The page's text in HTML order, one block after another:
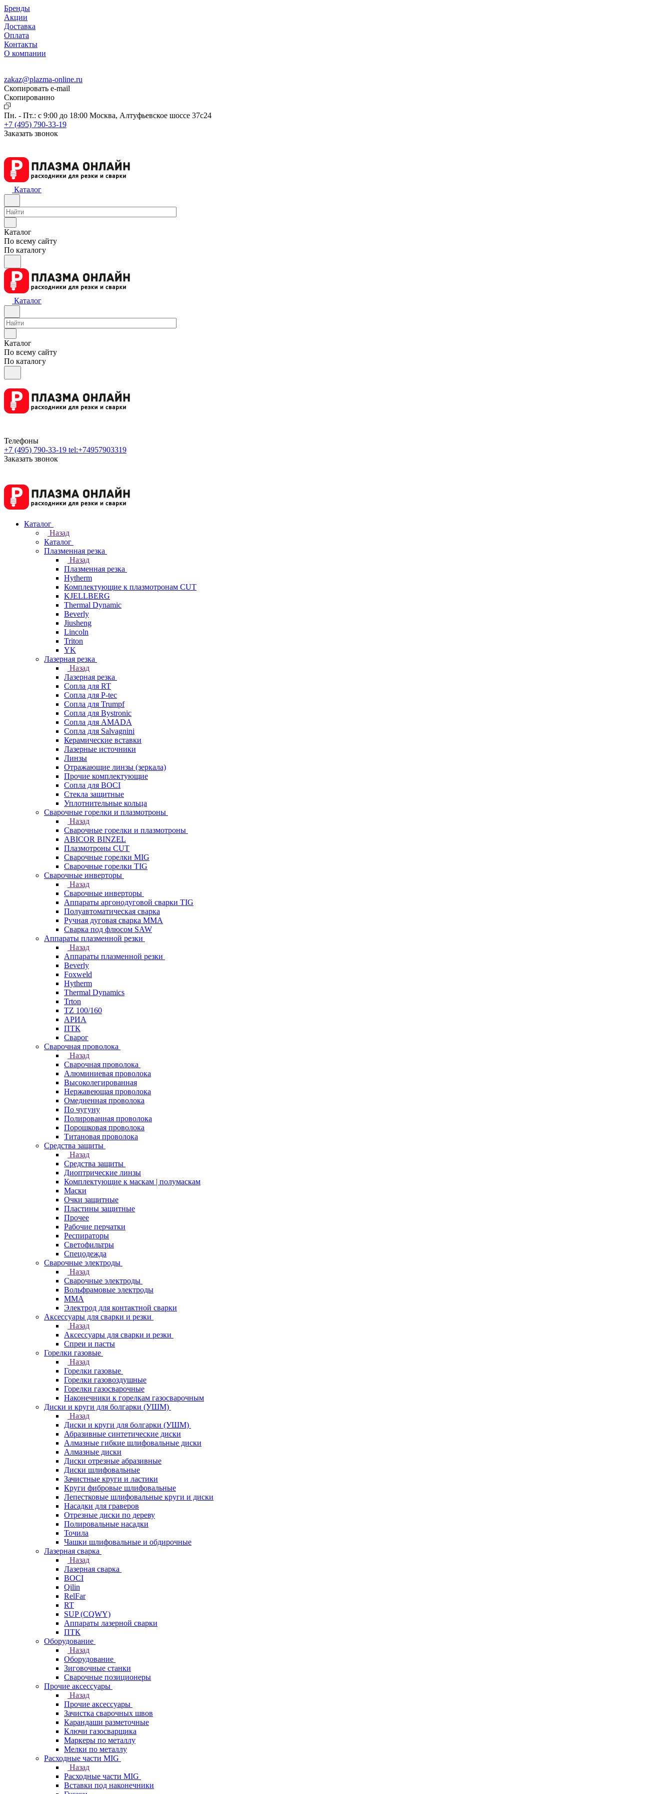
Бренды
Акции
Доставка
Оплата
Контакты
О компании
zakaz@plazma-online.ru
Скопировать e-mail
Cкопированно
Пн. - Пт.: с 9:00 до 18:00 Москва, Алтуфьевское шоссе 37с24
+7 (495) 790-33-19
Заказать звонок
Каталог
Каталог
По всему сайту
По каталогу
Каталог
Каталог
По всему сайту
По каталогу
Телефоны
+7 (495) 790-33-19 tel:+74957903319
Заказать звонок
Каталог
Назад
Каталог
Плазменная резка
Назад
Плазменная резка
Hytherm
Комплектующие к плазмотронам CUT
KJELLBERG
Thermal Dynamic
Beverly
Jiusheng
Lincoln
Triton
YK
Лазерная резка
Назад
Лазерная резка
Сопла для RT
Сопла для P-tec
Сопла для Trumpf
Сопла для Bystronic
Сопла для AMADA
Сопла для Salvagnini
Керамические вставки
Лазерные источники
Линзы
Отражающие линзы (зеркала)
Прочие комплектующие
Сопла для BOCI
Стекла защитные
Уплотнительные кольца
Сварочные горелки и плазмотроны
Назад
Сварочные горелки и плазмотроны
ABICOR BINZEL
Плазмотроны CUT
Сварочные горелки MIG
Сварочные горелки TIG
Сварочные инверторы
Назад
Сварочные инверторы
Аппараты аргонодуговой сварки TIG
Полуавтоматическая сварка
Ручная дуговая сварка MMA
Сварка под флюсом SAW
Аппараты плазменной резки
Назад
Аппараты плазменной резки
Beverly
Foxweld
Hytherm
Thermal Dynamics
Trton
TZ 100/160
АРИА
ПТК
Сварог
Сварочная проволока
Назад
Сварочная проволока
Алюминиевая проволока
Высоколегированная
Нержавеющая проволока
Омедненная проволока
По чугуну
Полированная проволока
Порошковая проволока
Титановая проволока
Средства защиты
Назад
Средства защиты
Диоптрические линзы
Комплектующие к маскам | полумаскам
Маски
Очки защитные
Пластины защитные
Прочее
Рабочие перчатки
Респираторы
Светофильтры
Спецодежда
Сварочные электроды
Назад
Сварочные электроды
Вольфрамовые электроды
ММА
Электрод для контактной сварки
Аксессуары для сварки и резки
Назад
Аксессуары для сварки и резки
Спреи и пасты
Горелки газовые
Назад
Горелки газовые
Горелки газовоздушные
Горелки газосварочные
Наконечники к горелкам газосварочным
Диски и круги для болгарки (УШМ)
Назад
Диски и круги для болгарки (УШМ)
Абразивные синтетические диски
Алмазные гибкие шлифовальные диски
Алмазные диски
Диски отрезные абразивные
Диски шлифовальные
Зачистные круги и ластики
Круги фибровые шлифовальные
Лепестковые шлифовальные круги и диски
Насадки для граверов
Отрезные диски по дереву
Полировальные насадки
Точила
Чашки шлифовальные и обдирочные
Лазерная сварка
Назад
Лазерная сварка
BOCI
Qilin
RelFar
RT
SUP (CQWY)
Аппараты лазерной сварки
ПТК
Оборудование
Назад
Оборудование
Зиговочные станки
Сварочные позиционеры
Прочие аксессуары
Назад
Прочие аксессуары
Зачистка сварочных швов
Карандаши разметочные
Ключи газосварщика
Маркеры по металлу
Мелки по металлу
Расходные части MIG
Назад
Расходные части MIG
Вставки под наконечники